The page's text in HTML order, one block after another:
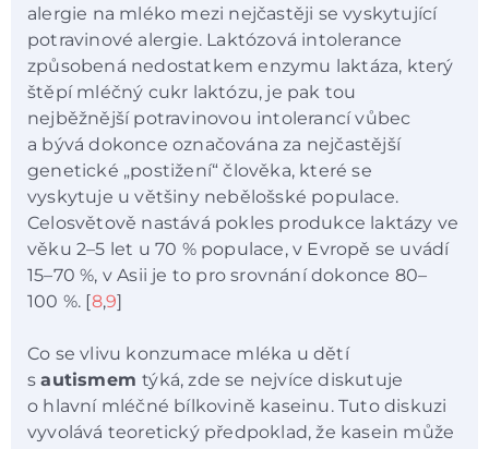
alergie na mléko mezi nejčastěji se vyskytující
potravinové alergie. Laktózová intolerance
způsobená nedostatkem enzymu laktáza, který
štěpí mléčný cukr laktózu, je pak tou
nejběžnější potravinovou intolerancí vůbec
a bývá dokonce označována za nejčastější
genetické „postižení“ člověka, které se
vyskytuje u většiny nebělošské populace.
Celosvětově nastává pokles produkce laktázy ve
věku 2–5 let u 70 % populace, v Evropě se uvádí
15–70 %, v Asii je to pro srovnání dokonce 80–
100 %. [8,9]
Co se vlivu konzumace mléka u dětí
sautismemtýká, zde se nejvíce diskutuje
o hlavní mléčné bílkovině kaseinu. Tuto diskuzi
vyvolává teoretický předpoklad, že kasein může